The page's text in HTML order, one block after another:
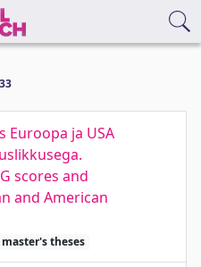
Euroopa ja USA
scores and
and American
master's theses